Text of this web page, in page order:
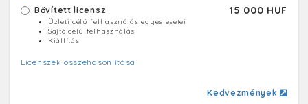
Bővített licensz 15 000 HUF
Üzleti célú felhasználás egyes esetei
Sajtó célú felhasználás
Kiállítás
Licenszek összehasonlítása
Kedvezmények